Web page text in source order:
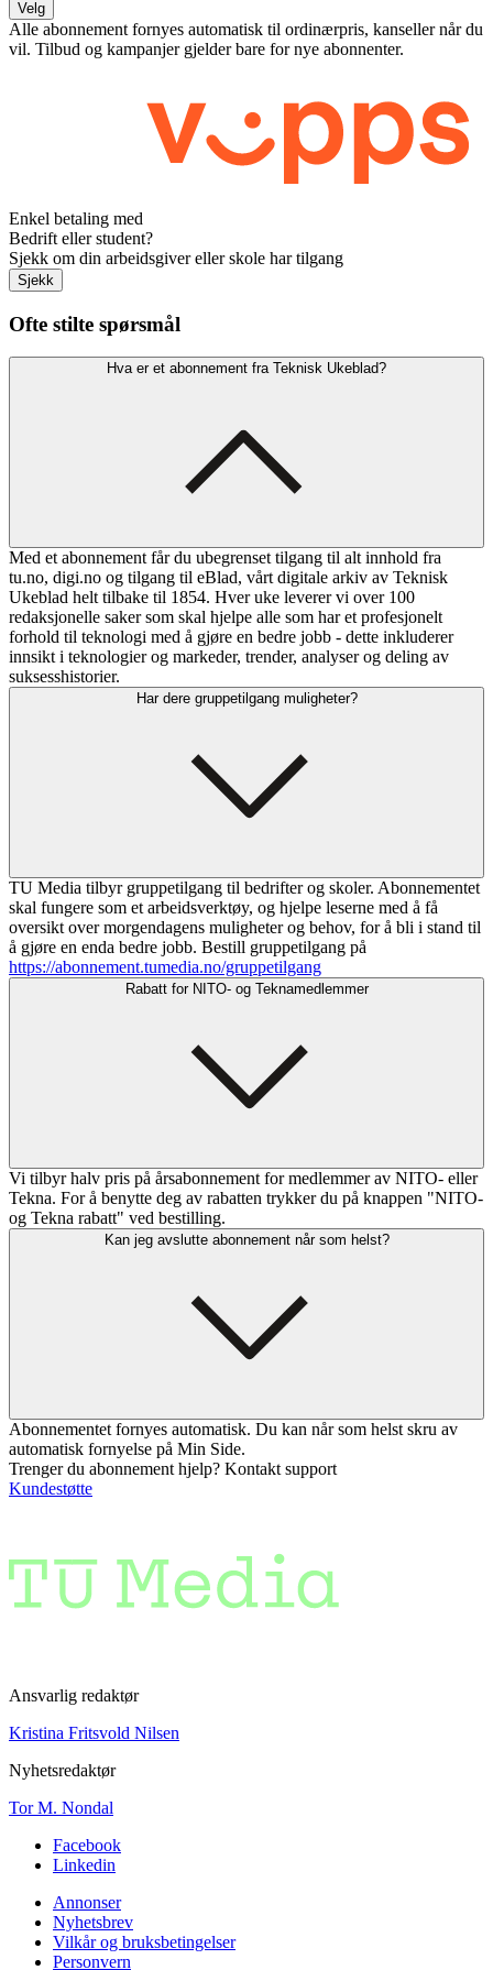
Velg
Alle abonnement fornyes automatisk til ordinærpris, kanseller når du
vil. Tilbud og kampanjer gjelder bare for nye abonnenter.
Enkel betaling med
Bedrift eller student?
Sjekk om din arbeidsgiver eller skole har tilgang
Sjekk
Ofte stilte spørsmål
Hva er et abonnement fra Teknisk Ukeblad?
Med et abonnement får du ubegrenset tilgang til alt innhold fra
tu.no, digi.no og tilgang til eBlad, vårt digitale arkiv av Teknisk
Ukeblad helt tilbake til 1854. Hver uke leverer vi over 100
redaksjonelle saker som skal hjelpe alle som har et profesjonelt
forhold til teknologi med å gjøre en bedre jobb - dette inkluderer
innsikt i teknologier og markeder, trender, analyser og deling av
suksesshistorier.
Har dere gruppetilgang muligheter?
TU Media tilbyr gruppetilgang til bedrifter og skoler. Abonnementet
skal fungere som et arbeidsverktøy, og hjelpe leserne med å få
oversikt over morgendagens muligheter og behov, for å bli i stand til
å gjøre en enda bedre jobb. Bestill gruppetilgang på
https://abonnement.tumedia.no/gruppetilgang
Rabatt for NITO- og Teknamedlemmer
Vi tilbyr halv pris på årsabonnement for medlemmer av NITO- eller
Tekna. For å benytte deg av rabatten trykker du på knappen "NITO-
og Tekna rabatt" ved bestilling.
Kan jeg avslutte abonnement når som helst?
Abonnementet fornyes automatisk. Du kan når som helst skru av
automatisk fornyelse på Min Side.
Trenger du abonnement hjelp? Kontakt support
Kundestøtte
Ansvarlig redaktør
Kristina Fritsvold Nilsen
Nyhetsredaktør
Tor M. Nondal
Facebook
Linkedin
Annonser
Nyhetsbrev
Vilkår og bruksbetingelser
Personvern